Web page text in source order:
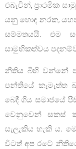
එබැවින්, ප්‍රාථමික
යනු හොඳ නරක,
සම්මතයයි. එම
සාමුහිකත්වය
නීතිය බිහි වන්නේ
පන්තියේ කැමැත්ත
බෙදී ගිය සමාජයේ
වෙනුවෙන් සකස්
සැලැකිය හැකි ය.
විටත් අප රටේ